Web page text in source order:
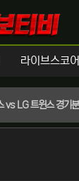
라이브스코어